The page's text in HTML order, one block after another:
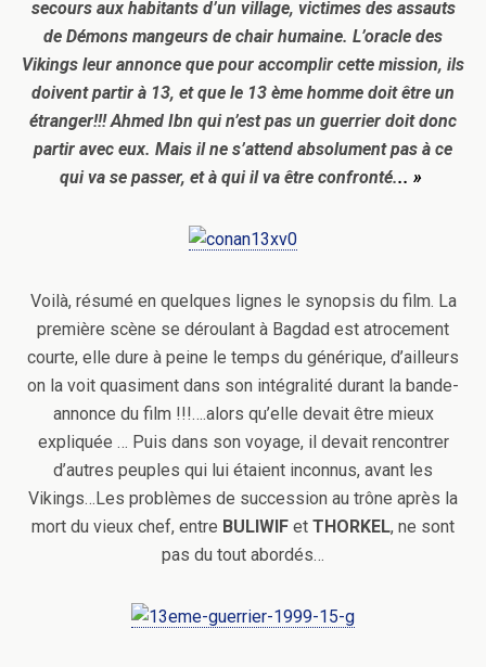
secours aux habitants d’un village, victimes des assauts
de Démons mangeurs de chair humaine. L’oracle des
Vikings leur annonce que pour accomplir cette mission, ils
doivent partir à 13, et que le 13 ème homme doit être un
étranger!!! Ahmed Ibn qui n’est pas un guerrier doit donc
partir avec eux. Mais il ne s’attend absolument pas à ce
qui va se passer, et à qui il va être confronté... »
Voilà, résumé en quelques lignes le synopsis du film. La
première scène se déroulant à Bagdad est atrocement
courte, elle dure à peine le temps du générique, d’ailleurs
on la voit quasiment dans son intégralité durant la bande-
annonce du film !!!….alors qu’elle devait être mieux
expliquée … Puis dans son voyage, il devait rencontrer
d’autres peuples qui lui étaient inconnus, avant les
Vikings…Les problèmes de succession au trône après la
mort du vieux chef, entre BULIWIF et THORKEL, ne sont
pas du tout abordés…